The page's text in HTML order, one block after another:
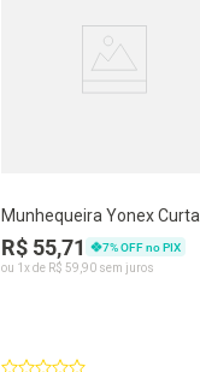
Munhequeira Yonex Curta
Vermelha
R$ 55,71 7% OFF no PIX
ou 1 x de R$ 59 90sem juros